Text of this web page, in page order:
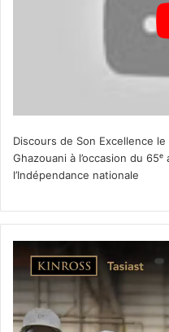
Discours de Son Excellence
Ghazouani à l’occasion du
l’Indépendance nationale